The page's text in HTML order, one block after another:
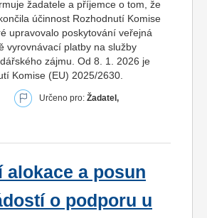
žadatele a příjemce o tom, že
účinnost Rozhodnutí Komise
upravovalo poskytování veřejná
vyrovnávací platby na služby
zájmu. Od 8. 1. 2026 je
Komise (EU) 2025/2630.
Určeno pro: Žadatel,
alokace a posun
o podporu u